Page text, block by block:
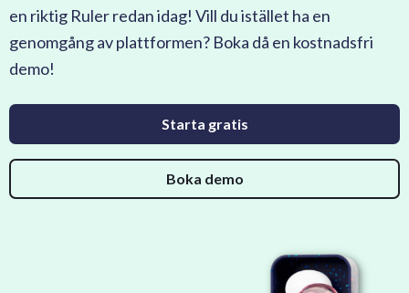
en riktig Ruler redan idag! Vill du istället ha en
genomgång av plattformen? Boka då en kostnadsfri
demo!
Starta gratis
Boka demo